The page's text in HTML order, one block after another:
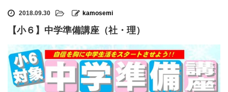
i
o
n
2018.09.30 kamosemi
【小６】中学準備講座（社・理）